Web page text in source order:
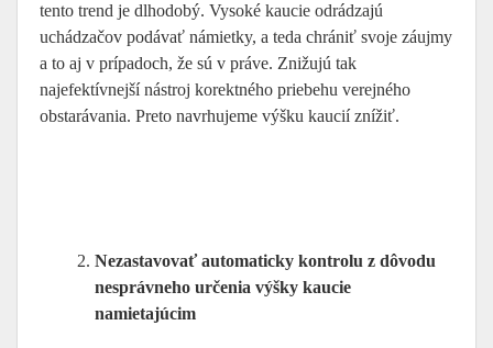
tento trend je dlhodobý. Vysoké kaucie odrádzajú
uchádzačov podávať námietky, a teda chrániť svoje záujmy
a to aj v prípadoch, že sú v práve. Znižujú tak
najefektívnejší nástroj korektného priebehu verejného
obstarávania. Preto navrhujeme výšku kaucií znížiť.
Nezastavovať automaticky kontrolu z dôvodu
nesprávneho určenia výšky kaucie
namietajúcim